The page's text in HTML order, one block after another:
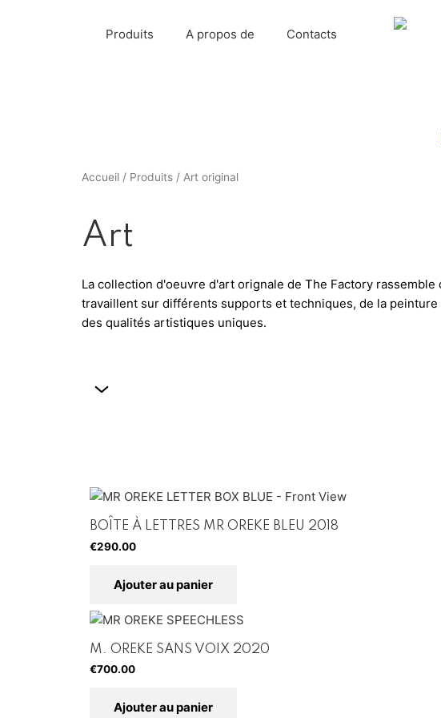
Produits A propos de Contacts
Accueil / Produits / Art original
Art
La collection d'oeuvre d'art orignale de The Factory
travaillent sur différents supports et techniques, de la
des qualités artistiques uniques.
BOÎTE À LETTRES MR OREKE BLEU 2018
€290.00
Ajouter au panier
M. OREKE SANS VOIX 2020
€700.00
Ajouter au panier